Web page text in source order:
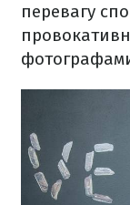
перевагу